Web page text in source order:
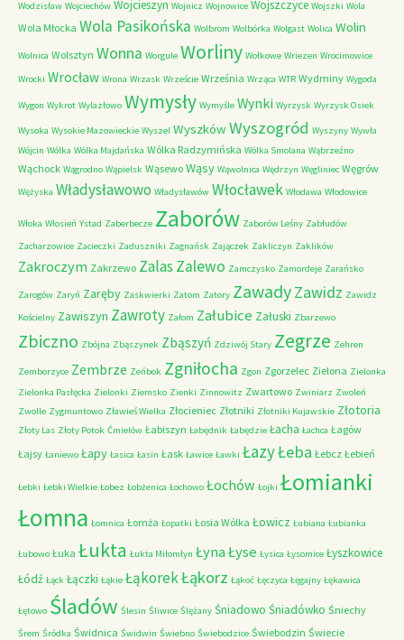
Wodzisław Wojciechów Wojcieszyn Wojnicz Wojnowice Wojszczyce Wojszki Wola
Wola Młocka Wola Pasikońska Wolbrom Wolbórka Wolgast Wolica Wolin
Wolnica Wolsztyn Wonna Worgule Worliny Wołkowe Wriezen Wrocimowice
Wrocki Wrocław Wrona Wrzask Wrzeście Września Wrząca WTR Wydminy Wygoda
Wygon Wykrot Wylazłowo Wymysły Wymyśle Wynki Wyrzysk Wyrzysk Osiek
Wysoka Wysokie Mazowieckie Wyszel WyszkówWyszogród Wyszyny Wywła
Wójcin Wólka Wólka Majdańska Wólka Radzymińska Wólka Smolana Wąbrzeźno
Wąchock Wągrodno Wąpielsk Wąsewo Wąsy Wąwolnica Wędrzyn Węgliniec Węgrów
Wężyska Władysławowo Władysławów Włocławek Włodawa Włodowice
Włoka Włosień Ystad Zaberbecze Zaborów Zaborów Leśny Zabłudów
Zacharzowice Zacieczki Zaduszniki Zagnańsk Zajączek Zakliczyn Zaklików
Zakroczym Zakrzewo ZalasZalewo Zamczysko Zamordeje Zarańsko
Zarogów Zaryń Zaręby Zaskwierki Zatom Zatory ZawadyZawidz Zawidz
Kościelny Zawiszyn Zawroty Załom Załubice Załuski Zbarzewo
Zbiczno Zbójna Zbąszynek Zbąszyń Zdziwój Stary Zegrze Zehren
Zemborzyce Zembrze Zeńbok Zgniłocha Zgon Zgorzelec Zielona Zielonka
Zielonka Pasłęcka Zielonki Ziemsko Zienki Zinnowitz Zwartowo Zwiniarz Zwoleń
Zwolle Zygmuntowo Zławieś Wielka Złocieniec Złotniki Złotniki Kujawskie Złotoria
Złoty Las Złoty Potok Ćmielów Łabiszyn Łabędnik Łabędzie Łacha Łachca Łagów
Łajsy Łaniewo Łapy Łasica Łasin Łask Ławice Ławki ŁazyŁeba Łebcz Łebień
Łebki Łebki Wielkie Łobez Łobżenica Łochowo Łochów Łojki Łomianki
Łomna Łomnica Łomża Łopatki Łosia Wólka Łowicz Łubiana Łubianka
Łubowo Łuka Łukta Łukta Miłomłyn ŁynaŁyse Łysica Łysomice Łyszkowice
Łódź Łąck Łączki Łąkie ŁąkorekŁąkorz Łąkoć Łęczyca Łęgajny Łękawica
Łętowo Śladów Ślesin Śliwice Ślężany Śniadowo Śniadówko Śniechy
Śrem Śródka Świdnica Świdwin Świebno Świebodzice Świebodzin Świecie